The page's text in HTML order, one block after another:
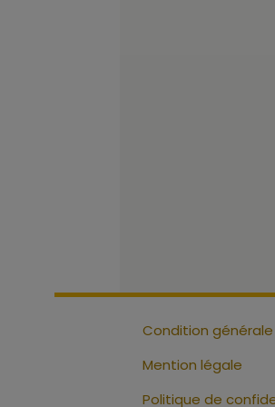
Condition
Mention légale
Politique de